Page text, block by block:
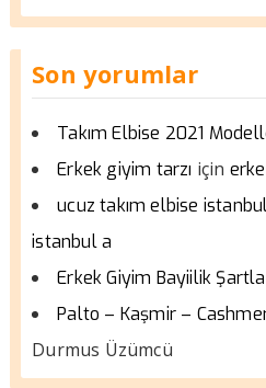
Son yorumlar
Takım Elbise 2021
Erkek giyim tarzı için
ucuz takım elbise
istanbul a
Erkek Giyim Bayiilik
Palto – Kaşmir –
Durmus Üzümcü